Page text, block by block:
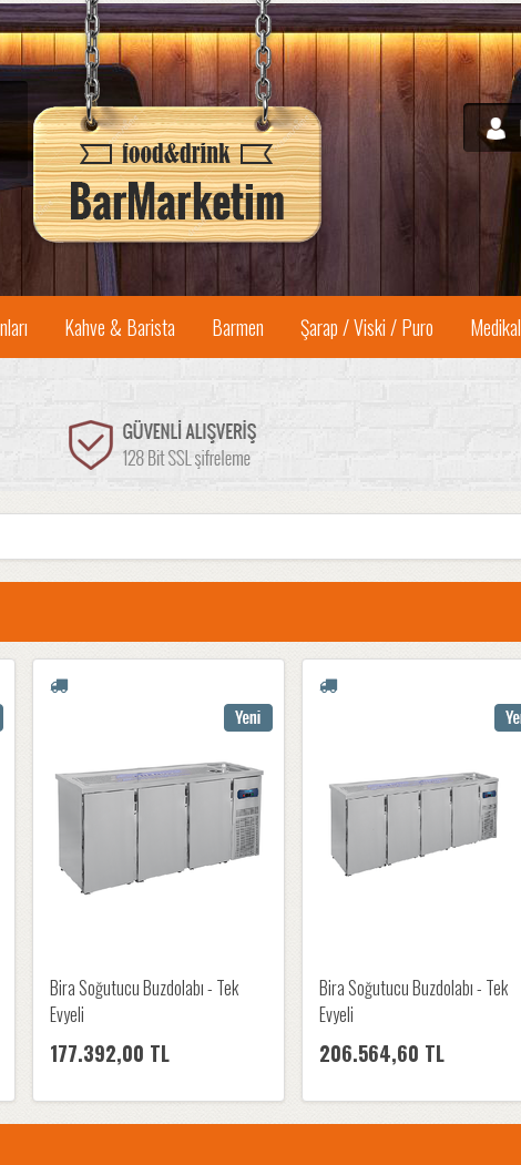
Kahve & Barista Barmen Şarap / Viski / Puro Medikal
Bira Soğutucu Buzdolabı - Tek
Evyeli
177.392,00 TL
Bira Soğutucu Buzdolabı - Tek
Evyeli
206.564,60 TL